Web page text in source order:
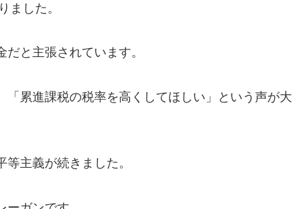
ました。
と主張されています。
累進課税の税率を高くしてほしい」という声が大
主義が続きました。